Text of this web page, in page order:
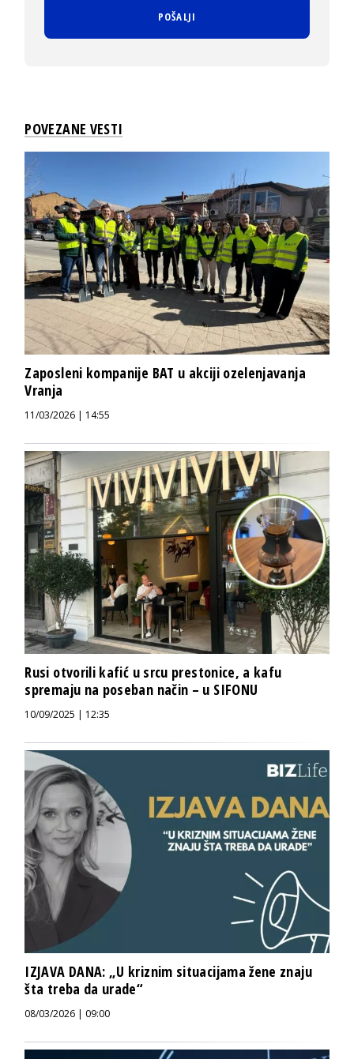
POVEZANE VESTI
Zaposleni kompanije BAT u akciji ozelenjavanja
Vranja
11/03/2026 | 14:55
Rusi otvorili kafić u srcu prestonice, a kafu
spremaju na poseban način – u SIFONU
10/09/2025 | 12:35
IZJAVA DANA: „U kriznim situacijama žene znaju
šta treba da urade“
08/03/2026 | 09:00